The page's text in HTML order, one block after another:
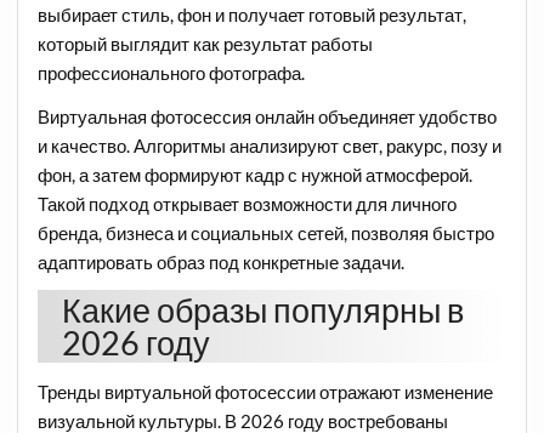
выбирает стиль, фон и получает готовый результат,
который выглядит как результат работы
профессионального фотографа.
Виртуальная фотосессия онлайн объединяет удобство
и качество. Алгоритмы анализируют свет, ракурс, позу и
фон, а затем формируют кадр с нужной атмосферой.
Такой подход открывает возможности для личного
бренда, бизнеса и социальных сетей, позволяя быстро
адаптировать образ под конкретные задачи.
Какие образы популярны в
2026 году
Тренды виртуальной фотосессии отражают изменение
визуальной культуры. В 2026 году востребованы